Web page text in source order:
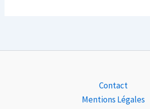
Contact
Mentions Légales